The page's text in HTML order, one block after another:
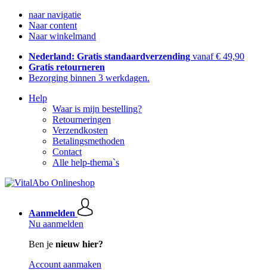
naar navigatie
Naar content
Naar winkelmand
Nederland: Gratis standaardverzending vanaf € 49,90
Gratis retourneren
Bezorging binnen 3 werkdagen.
Help
Waar is mijn bestelling?
Retourneringen
Verzendkosten
Betalingsmethoden
Contact
Alle help-thema`s
Aanmelden
Nu aanmelden
Ben je nieuw hier?
Account aanmaken